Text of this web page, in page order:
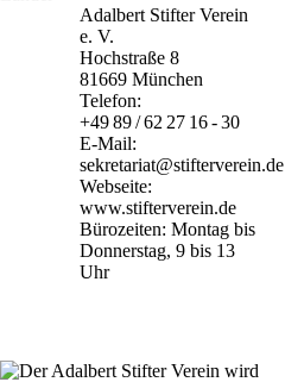
Adalbert Stifter Verein
e. V.
Hochstraße 8
81669 München
Telefon:
+49 89 / 62 27 16 - 30
E-Mail:
sekretariat@stifterverein.de
Webseite:
www.stifterverein.de
Bürozeiten: Montag bis
Donnerstag, 9 bis 13
Uhr